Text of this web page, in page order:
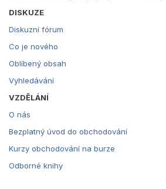
DISKUZE
Diskuzní fórum
Co je nového
Oblíbený obsah
Vyhledávání
VZDĚLÁNÍ
O nás
Bezplatný úvod do obchodování
Kurzy obchodování na burze
Odborné knihy